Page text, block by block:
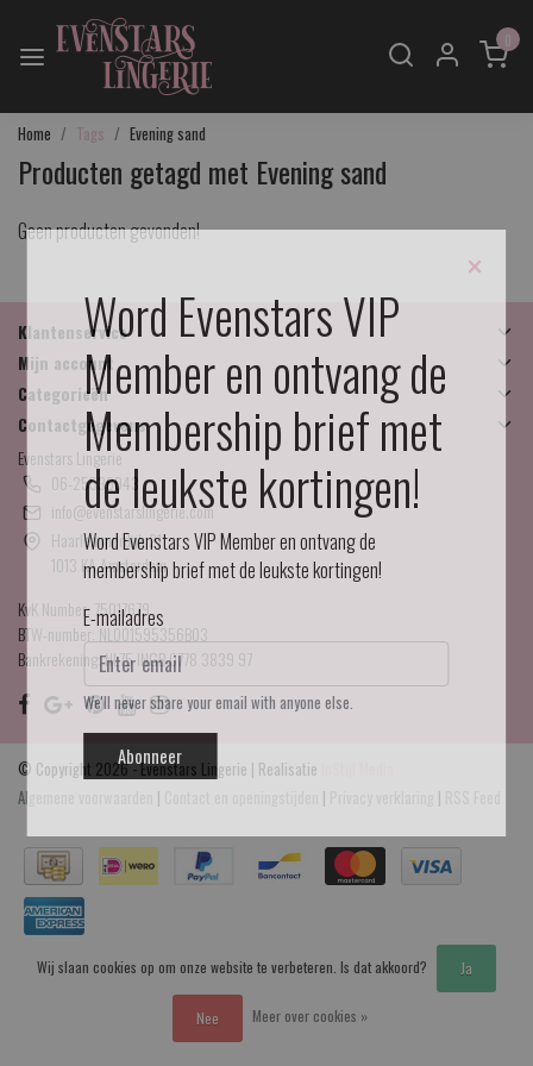
0
Home Tags Evening sand
Producten getagd met Evening sand
Geen producten gevonden!
Klantenservice
Mijn account
Categorieën
Contactgegevens
Evenstars Lingerie
06-25536043
info@evenstarslingerie.com
Haarlemmerdijk 21
1013 KA Amsterdam
KvK Number: 75017679
BTW-number: NL001595356B03
Bankrekening: NL75 INGB 0778 3839 97
© Copyright 2026 - Evenstars Lingerie | Realisatie
Algemene voorwaarden
| | |
×
Word Evenstars VIP
Member en ontvang de
Membership brief met
de leukste kortingen!
Word Evenstars VIP Member en ontvang de
membership brief met de leukste kortingen!
E-mailadres
We'll never share your email with anyone else.
Abonneer
Wij slaan cookies op om onze website te verbeteren. Is dat akkoord? Ja
Nee Meer over cookies »